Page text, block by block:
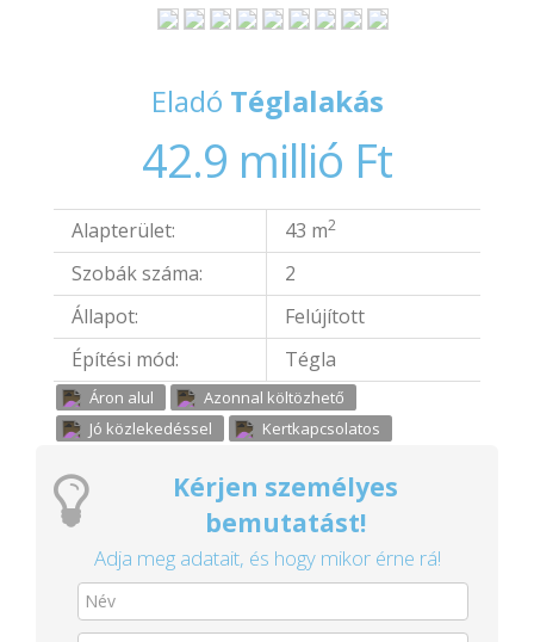
Eladó Téglalakás
42.9 millió Ft
Alapterület: 43 m2
Szobák száma:
2
Állapot:
Felújított
Építési mód:
Tégla
Áron alul
Azonnal költözhető
Jó közlekedéssel
Kertkapcsolatos
Kérjen személyes
bemutatást!
Adja meg adatait, és hogy mikor érne rá!